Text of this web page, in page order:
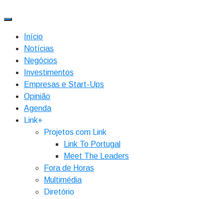
Início
Notícias
Negócios
Investimentos
Empresas e Start-Ups
Opinião
Agenda
Link+
Projetos com Link
Link To Portugal
Meet The Leaders
Fora de Horas
Multimédia
Diretório